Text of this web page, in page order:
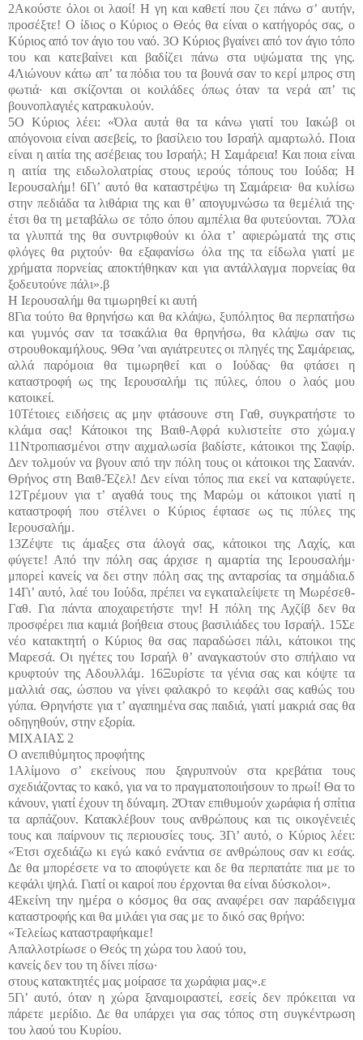
2Ακούστε όλοι οι λαοί! Η γη και καθετί που ζει πάνω σ’ αυτήν,
προσέξτε! Ο ίδιος ο Κύριος ο Θεός θα είναι ο κατήγορός σας, ο
Κύριος από τον άγιο του ναό. 3Ο Κύριος βγαίνει από τον άγιο τόπο
του και κατεβαίνει και βαδίζει πάνω στα υψώματα της γης.
4Λιώνουν κάτω απ’ τα πόδια του τα βουνά σαν το κερί μπρος στη
φωτιά· και σκίζονται οι κοιλάδες όπως όταν τα νερά απ’ τις
βουνοπλαγιές κατρακυλούν.
5Ο Κύριος λέει: «Όλα αυτά θα τα κάνω γιατί του Ιακώβ οι
απόγονοια είναι ασεβείς, το βασίλειο του Ισραήλ αμαρτωλό. Ποια
είναι η αιτία της ασέβειας του Ισραήλ; Η Σαμάρεια! Και ποια είναι
η αιτία της ειδωλολατρίας στους ιερούς τόπους του Ιούδα; Η
Ιερουσαλήμ! 6Γι’ αυτό θα καταστρέψω τη Σαμάρεια· θα κυλίσω
στην πεδιάδα τα λιθάρια της και θ’ απογυμνώσω τα θεμέλιά της·
έτσι θα τη μεταβάλω σε τόπο όπου αμπέλια θα φυτεύονται. 7Όλα
τα γλυπτά της θα συντριφθούν κι όλα τ’ αφιερώματά της στις
φλόγες θα ριχτούν· θα εξαφανίσω όλα της τα είδωλα γιατί με
χρήματα πορνείας αποκτήθηκαν και για αντάλλαγμα πορνείας θα
ξοδευτούνε πάλι».β
Η Ιερουσαλήμ θα τιμωρηθεί κι αυτή
8Για τούτο θα θρηνήσω και θα κλάψω, ξυπόλητος θα περπατήσω
και γυμνός σαν τα τσακάλια θα θρηνήσω, θα κλάψω σαν τις
στρουθοκαμήλους. 9Θα ’ναι αγιάτρευτες οι πληγές της Σαμάρειας,
αλλά παρόμοια θα τιμωρηθεί και ο Ιούδας· θα φτάσει η
καταστροφή ως της Ιερουσαλήμ τις πύλες, όπου ο λαός μου
κατοικεί.
10Τέτοιες ειδήσεις ας μην φτάσουνε στη Γαθ, συγκρατήστε το
κλάμα σας! Κάτοικοι της Βαιθ-Αφρά κυλιστείτε στο χώμα.γ
11Ντροπιασμένοι στην αιχμαλωσία βαδίστε, κάτοικοι της Σαφίρ.
Δεν τολμούν να βγουν από την πόλη τους οι κάτοικοι της Σαανάν.
Θρήνος στη Βαιθ-Έζελ! Δεν είναι τόπος πια εκεί να καταφύγετε.
12Τρέμουν για τ’ αγαθά τους της Μαρώμ οι κάτοικοι γιατί η
καταστροφή που στέλνει ο Κύριος έφτασε ως τις πύλες της
Ιερουσαλήμ.
13Ζέψτε τις άμαξες στα άλογά σας, κάτοικοι της Λαχίς, και
φύγετε! Από την πόλη σας άρχισε η αμαρτία της Ιερουσαλήμ·
μπορεί κανείς να δει στην πόλη σας της ανταρσίας τα σημάδια.δ
14Γι’ αυτό, λαέ του Ιούδα, πρέπει να εγκαταλείψετε τη Μωρέσεθ-
Γαθ. Για πάντα αποχαιρετήστε την! Η πόλη της Αχζίβ δεν θα
προσφέρει πια καμιά βοήθεια στους βασιλιάδες του Ισραήλ. 15Σε
νέο κατακτητή ο Κύριος θα σας παραδώσει πάλι, κάτοικοι της
Μαρεσά. Οι ηγέτες του Ισραήλ θ’ αναγκαστούν στο σπήλαιο να
κρυφτούν της Αδουλλάμ. 16Ξυρίστε τα γένια σας και κόψτε τα
μαλλιά σας, ώσπου να γίνει φαλακρό το κεφάλι σας καθώς του
γύπα. Θρηνήστε για τ’ αγαπημένα σας παιδιά, γιατί μακριά σας θα
οδηγηθούν, στην εξορία.
ΜΙΧΑΙΑΣ 2
Ο ανεπιθύμητος προφήτης
1Αλίμονο σ’ εκείνους που ξαγρυπνούν στα κρεβάτια τους
σχεδιάζοντας το κακό, για να το πραγματοποιήσουν το πρωί! Θα το
κάνουν, γιατί έχουν τη δύναμη. 2Όταν επιθυμούν χωράφια ή σπίτια
τα αρπάζουν. Κατακλέβουν τους ανθρώπους και τις οικογένειές
τους και παίρνουν τις περιουσίες τους. 3Γι’ αυτό, ο Κύριος λέει:
«Έτσι σχεδιάζω κι εγώ κακό ενάντια σε ανθρώπους σαν κι εσάς.
Δε θα μπορέσετε να το αποφύγετε και δε θα περπατάτε πια με το
κεφάλι ψηλά. Γιατί οι καιροί που έρχονται θα είναι δύσκολοι».
4Εκείνη την ημέρα ο κόσμος θα σας αναφέρει σαν παράδειγμα
καταστροφής και θα μιλάει για σας με το δικό σας θρήνο:
«Τελείως καταστραφήκαμε!
Απαλλοτρίωσε ο Θεός τη χώρα του λαού του,
κανείς δεν του τη δίνει πίσω·
στους κατακτητές μας μοίρασε τα χωράφια μας».ε
5Γι’ αυτό, όταν η χώρα ξαναμοιραστεί, εσείς δεν πρόκειται να
πάρετε μερίδιο. Δε θα υπάρχει για σας τόπος στη συγκέντρωση
του λαού του Κυρίου.